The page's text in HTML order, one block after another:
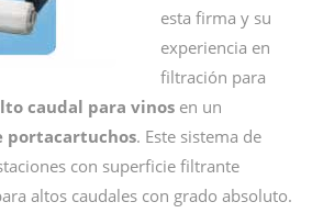
esta firma y su
experiencia en
filtración para
caudal para vinos en un
portacartuchos. Este sistema de
con superficie filtrante
altos caudales con grado absoluto.